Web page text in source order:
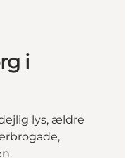
i
lys, ældre